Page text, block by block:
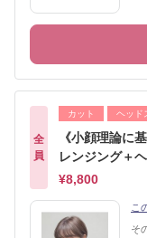
全
員
カット ヘッド
《小顔理論に
レンジング＋
¥8,800
こ
そ